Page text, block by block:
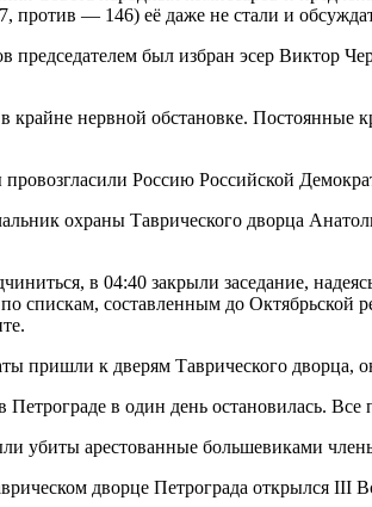
против — 146) её даже не стали и
председателем был избран эсер Виктор
крайне нервной обстановке.
Россию Российской
охраны Таврического дворца
в 04:40 закрыли заседание,
спискам, составленным до
пришли к дверям Таврического дворца,
Петрограде в один день остановилась.
убиты арестованные большевиками
дворце Петрограда открылся III